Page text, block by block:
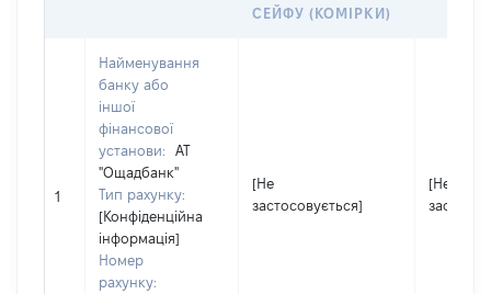
СЕЙФУ (КОМІРКИ)
1
Найменування
банку або
іншої
фінансової
установи:
АТ
"Ощадбанк"
Тип рахунку:
[Конфіденційна
інформація]
Номер
рахунку:
[Не
застосовується]
[Не